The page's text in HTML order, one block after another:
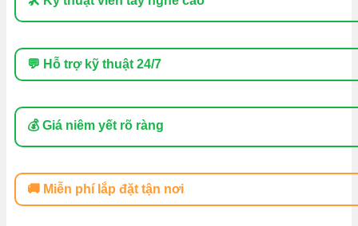
💬 Hỗ trợ kỹ thuật 24/7
💰 Giá niêm yết rõ ràng
🚚 Miễn phí lắp đặt tận nơi